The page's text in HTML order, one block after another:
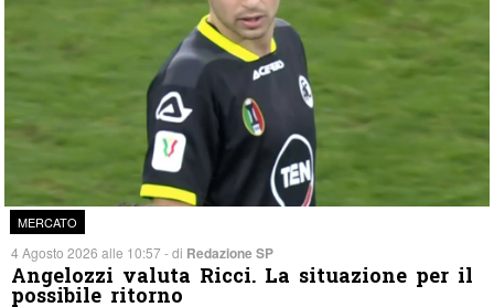
MERCATO
4 Agosto 2026 alle 10:57 - di Redazione SP
Angelozzi valuta Ricci. La situazione per il
possibile ritorno